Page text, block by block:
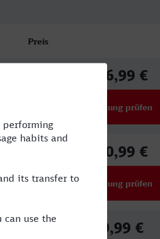
Preis
116,99 €
Verbindung prüfen
130,99 €
Verbindung prüfen
59,99 €